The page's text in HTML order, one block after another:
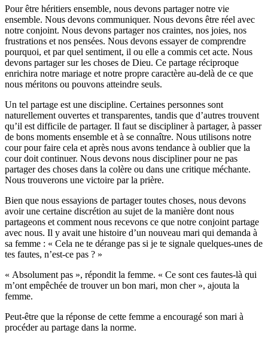
Pour être héritiers ensemble, nous devons partager notre vie
ensemble. Nous devons communiquer. Nous devons être réel avec
notre conjoint. Nous devons partager nos craintes, nos joies, nos
frustrations et nos pensées. Nous devons essayer de comprendre
pourquoi, et par quel sentiment, il ou elle a commis cet acte. Nous
devons partager sur les choses de Dieu. Ce partage réciproque
enrichira notre mariage et notre propre caractère au-delà de ce que
nous méritons ou pouvons atteindre seuls.
Un tel partage est une discipline. Certaines personnes sont
naturellement ouvertes et transparentes, tandis que d’autres trouvent
qu’il est difficile de partager. Il faut se discipliner à partager, à passer
de bons moments ensemble et à se connaître. Nous utilisons notre
cour pour faire cela et après nous avons tendance à oublier que la
cour doit continuer. Nous devons nous discipliner pour ne pas
partager des choses dans la colère ou dans une critique méchante.
Nous trouverons une victoire par la prière.
Bien que nous essayions de partager toutes choses, nous devons
avoir une certaine discrétion au sujet de la manière dont nous
partageons et comment nous recevons ce que notre conjoint partage
avec nous. Il y avait une histoire d’un nouveau mari qui demanda à
sa femme : « Cela ne te dérange pas si je te signale quelques-unes de
tes fautes, n’est-ce pas ? »
« Absolument pas », répondit la femme. « Ce sont ces fautes-là qui
m’ont empêchée de trouver un bon mari, mon cher », ajouta la
femme.
Peut-être que la réponse de cette femme a encouragé son mari à
procéder au partage dans la norme.